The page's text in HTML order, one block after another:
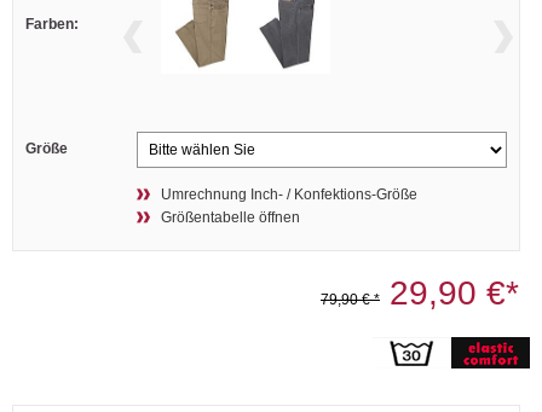
Farben:
Größe
Umrechnung Inch- / Konfektions-Größe
Größentabelle öffnen
79,90 € * 29,90 €*